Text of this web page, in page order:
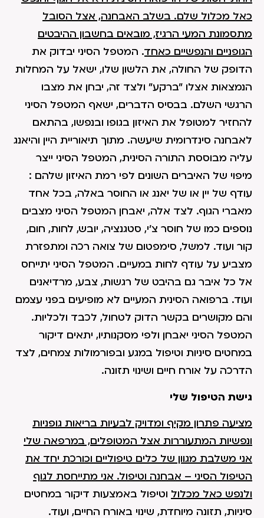
כאל מכלול שלם. בשלב האבחנה, אצל הסובל
מתסמונת המעי הרגיז, מובאים בחשבון ההיבטים
הגופניים והנפשיים כאחד. המטפל הסיני יבדוק את
הדופק של החולה, את הלשון שלו, ישאל על המחלות
הנמצאות אצלו "ברקע" ולצד זה, יבחן את מצבו
הרגשי השלם. בבסיס הדברים, ישאף המטפל הסיני
להחזיר למטופל את האיזון בגופו ובנפשו, בהתאם
לאבחנה סינדרומית שיעשה. מתוך תיאוריית היין והיאנג
עליה מבוססת התורה הסינית, המטפל הסיני ייצר
מיפוי של האיברים השונים לפי רמת האיזון שלהם :
עודף של יין או של יאנג או החוסר באלה, בכל אחד
מאברי הגוף. לצד אלה, יאבחן המטפל הסיני מצבים
נוספים כמו של חוסר צ'י, סטגנציה, יובש, לחות, חום,
קור ועוד. למשל, סימפטום של צואה רכה ומתפזרת
מצביע על עודף לחות במעיים. המטפל הסיני יתייחס
אל כל איבר גם בהיבט של רגשות, צבע, מרדיאנים
ועוד. ברפואה הסינית המעיים לא מופיעים בפני עצמם
והם מקושרים בקשר הדוק לטחול, לכבד ולכליות.
המטפל הסיני יאבחן ולפי מסקנותיו, יתאים דיקור
במחטים סיניות וטיפול במגע ובפורמולות צמחים, לצד
הדרכה על אורח חיים ושינוי תזונה.
גישת הטיפול שלי
מציעה פתרון מקיף ומדויק לבעיות בריאות גופניות
ונפשיות המתעוררות אצל המטופלים, במרפאה שלי
אני משלבת מגוון של כלים טיפוליים וכורכת יחד את
הטיפול הסיני – אבחנה וטיפול. אני מתייחסת לגוף
ולנפש כאל מכלול וטיפול באמצעות דיקור במחטים
סיניות, תזונה מיוחדת, שינוי באורח החיים, ועוד.